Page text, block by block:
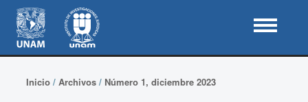
Inicio/ Archivos/ Número 1, diciembre 2023